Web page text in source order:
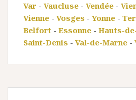
Var - Vaucluse - Vendée -
Vienne - Vosges - Yonne -
Belfort - Essonne - Hauts-
Saint-Denis - Val-de-Marne -